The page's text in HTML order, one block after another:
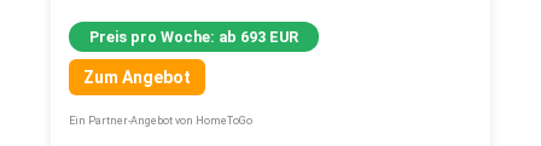
Preis pro Woche: ab 693 EUR
Zum Angebot
Ein Partner-Angebot von HomeToGo